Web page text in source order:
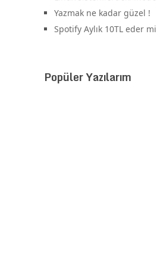
Yazmak ne kadar güzel !
Spotify Aylık 10TL eder
Popüler Yazılarım